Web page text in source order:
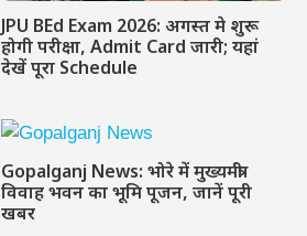
JPU BEd Exam 2026: अगस्त मे शुरू
होगी परीक्षा, Admit Card जारी; यहां
देखें पूरा Schedule
Gopalganj News: भोरे में मुख्यमंत्री
विवाह भवन का भूमि पूजन, जानें पूरी
खबर